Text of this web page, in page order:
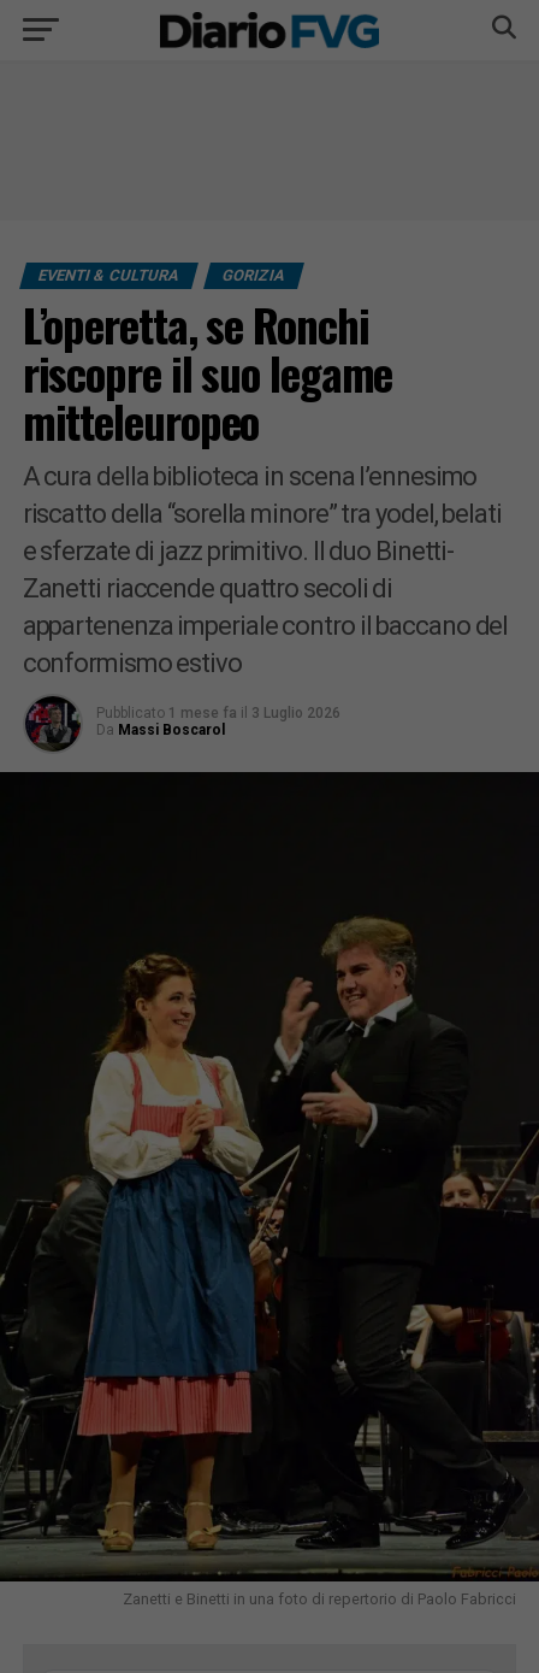
EVENTI & CULTURA GORIZIA
L’operetta, se Ronchi
riscopre il suo legame
mitteleuropeo
A cura della biblioteca in scena l’ennesimo
riscatto della “sorella minore” tra yodel, belati
e sferzate di jazz primitivo. Il duo Binetti-
Zanetti riaccende quattro secoli di
appartenenza imperiale contro il baccano del
conformismo estivo
Pubblicato 1 mese fa il 3 Luglio 2026
Da Massi Boscarol
Zanetti e Binetti in una foto di repertorio di Paolo Fabricci